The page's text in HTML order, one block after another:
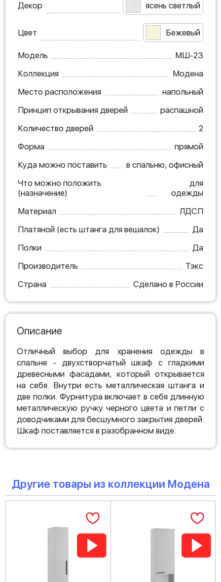
Декор ясень светлый
Цвет Бежевый
Модель
МШ-23
Коллекция
Модена
Место расположения
напольный
Принцип открывания дверей
распашной
Количество дверей
2
Форма
прямой
Куда можно поставить
в спальню, офисный
Что можно положить
(назначение)
для
одежды
Материал
ЛДСП
Платяной (есть штанга для вешалок)
Да
Полки
Да
Производитель
Тэкс
Страна
Сделано в России
Описание
Отличный выбор для хранения одежды в
спальне - двухстворчатый шкаф с гладкими
древесными фасадами, который открывается
на себя. Внутри есть металлическая штанга и
две полки. Фурнитура включает в себя длинную
металлическую ручку черного цвета и петли с
доводчиками для бесшумного закрытия дверей.
Шкаф поставляется в разобранном виде.
Другие товары из коллекции Модена